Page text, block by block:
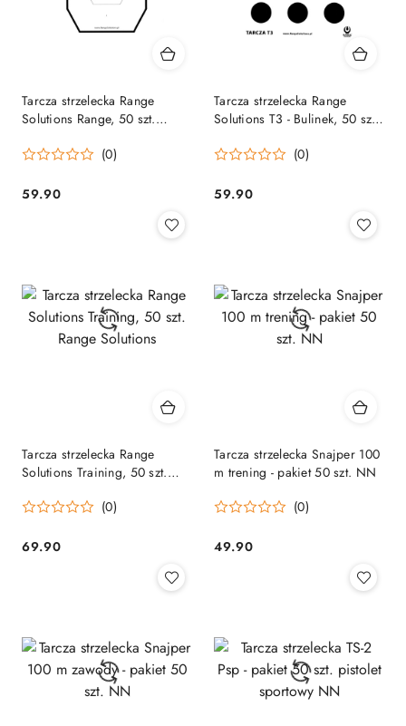
Tarcza strzelecka Range
Solutions Range, 50 szt.
(0)
Cena:
59.90
Tarcza strzelecka Range
Solutions T3 - Bulinek, 50 szt.
(0)
Cena:
59.90
Tarcza strzelecka Range
Solutions Training, 50 szt.
(0)
Cena:
69.90
Tarcza strzelecka Snajper 100
m trening - pakiet 50 szt. NN
(0)
Cena:
49.90